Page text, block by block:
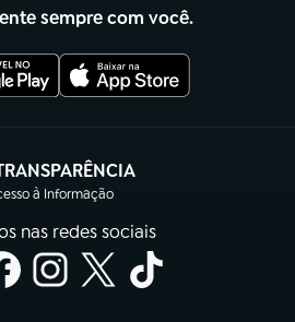
sempre com você.
à Informação
(abre em nova aba)
nas redes sociais